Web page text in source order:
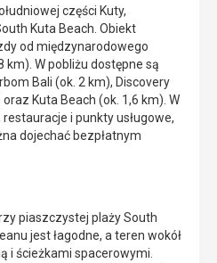
części Kuty,
Kuta Beach. Obiekt
od międzynarodowego
km). W pobliżu dostępne są
Bali (ok. 2 km), Discovery
Kuta Beach (ok. 1,6 km). W
i punkty usługowe,
dojechać bezpłatnym
piaszczystej plaży South
jest łagodne, a teren wokół
i ścieżkami spacerowymi.